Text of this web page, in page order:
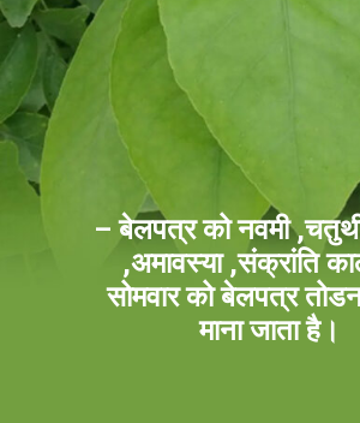
– बेलपत्र को नवमी
,अमावस्या ,संक्रांति
सोमवार को बेलपत्र
माना जाता है।